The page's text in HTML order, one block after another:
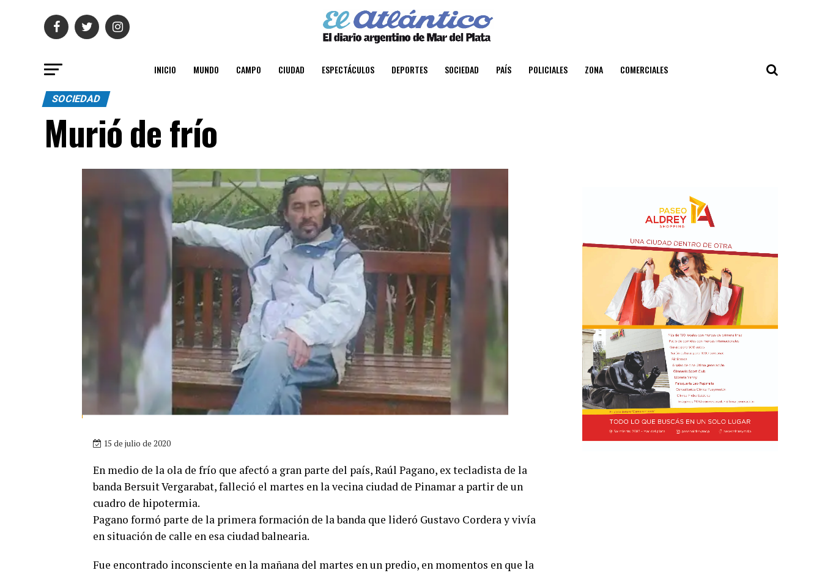
INICIO MUNDO CAMPO CIUDAD ESPECTÁCULOS DEPORTES SOCIEDAD PAÍS POLICIALES ZONA COMERCIALES
SOCIEDAD
Murió de frío
15 de julio de 2020
En medio de la ola de frío que afectó a gran parte del país, Raúl Pagano, ex tecladista de la
banda Bersuit Vergarabat, falleció el martes en la vecina ciudad de Pinamar a partir de un
cuadro de hipotermia.
Pagano formó parte de la primera formación de la banda que lideró Gustavo Cordera y vivía
en situación de calle en esa ciudad balnearia.
Fue encontrado inconsciente en la mañana del martes en un predio, en momentos en que la